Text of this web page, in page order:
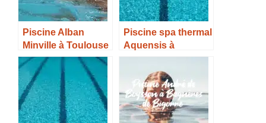
Piscine Alban
Minville à Toulouse
– Horaires, Tarifs et
Infos –
Piscine spa thermal
Aquensis à
Bagneres de
Bigorre – Horaires,
Tarifs et Infos –